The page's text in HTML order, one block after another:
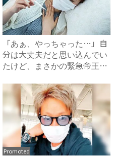
「あぁ、やっちゃった…」自
分は大丈夫だと思い込んでい
たけど、まさかの緊急帝王切
Promoted